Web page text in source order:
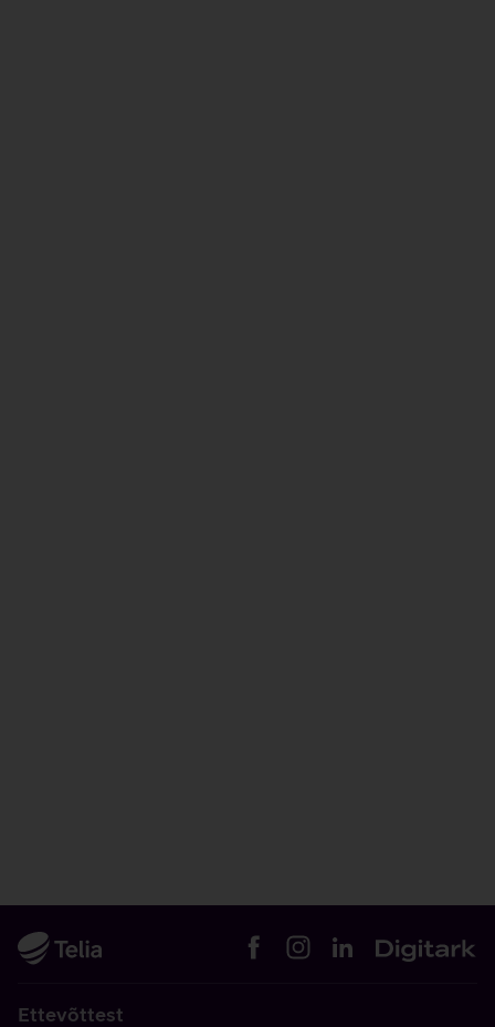
Ettevõttest